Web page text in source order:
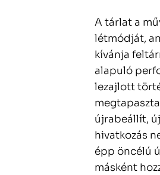
A tárlat a
létmódját,
kívánja
alapuló
lezajlott
újrabeállít,
hivatkozás
épp öncélú
másként